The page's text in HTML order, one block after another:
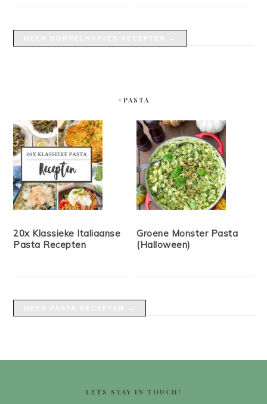
#PASTA
20x Klassieke Italiaanse
Pasta Recepten
Groene Monster Pasta
(Halloween)
LETS STAY IN TOUCH!